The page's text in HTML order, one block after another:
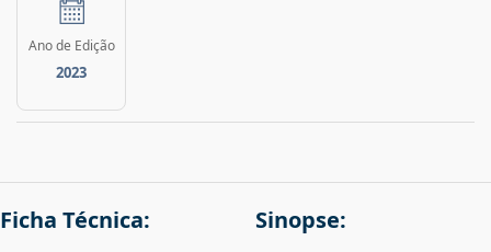
Ano de Edição
2023
Ficha Técnica: Sinopse: